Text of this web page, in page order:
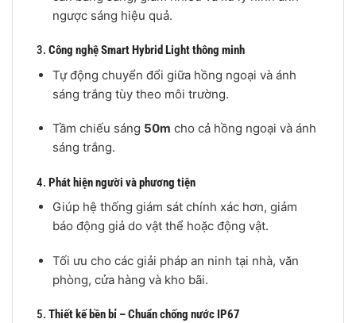
ngược sáng hiệu quả.
3. Công nghệ Smart Hybrid Light thông minh
Tự động chuyển đổi giữa hồng ngoại và ánh
sáng trắng tùy theo môi trường.
Tầm chiếu sáng 50m cho cả hồng ngoại và ánh
sáng trắng.
4. Phát hiện người và phương tiện
Giúp hệ thống giám sát chính xác hơn, giảm
báo động giả do vật thể hoặc động vật.
Tối ưu cho các giải pháp an ninh tại nhà, văn
phòng, cửa hàng và kho bãi.
5. Thiết kế bền bỉ – Chuẩn chống nước IP67